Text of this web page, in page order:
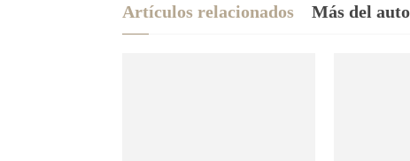
Artículos relacionados Más del